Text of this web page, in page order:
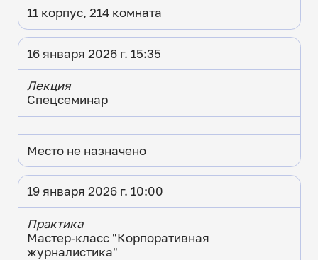
11 корпус, 214 комната
16 января 2026 г. 15:35
Лекция
Спецсеминар
Место не назначено
19 января 2026 г. 10:00
Практика
Мастер-класс "Корпоративная
журналистика"